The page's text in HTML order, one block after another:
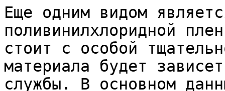
Еще одним видом
поливинилхлоридной
стоит с особой
материала будет
службы. В основном